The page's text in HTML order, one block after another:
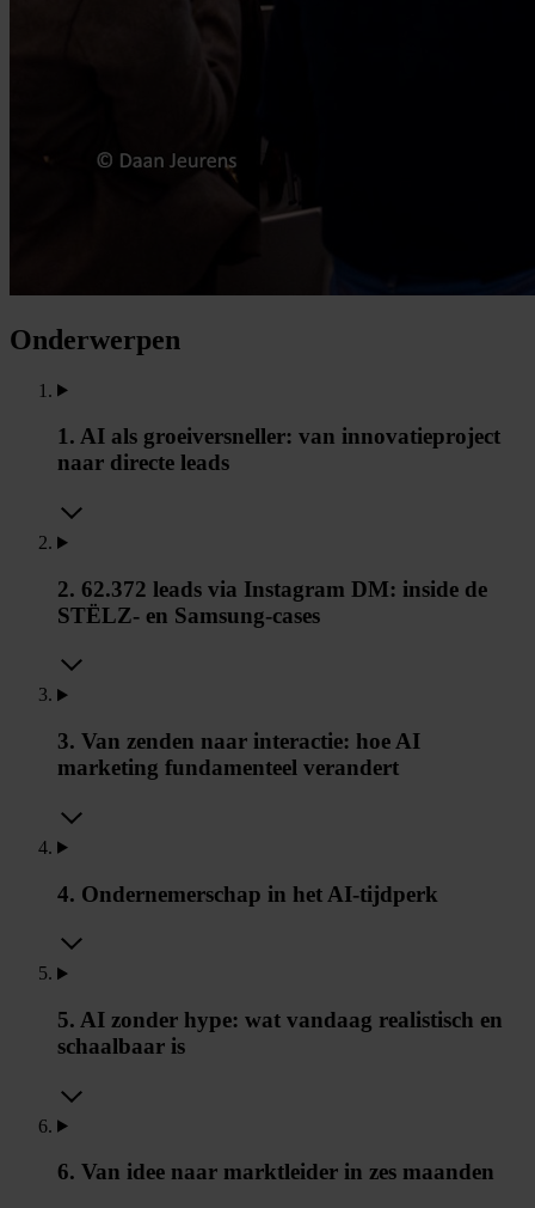
Onderwerpen
1. AI als groeiversneller: van innovatieproject
naar directe leads
2. 62.372 leads via Instagram DM: inside de
STËLZ- en Samsung-cases
3. Van zenden naar interactie: hoe AI
marketing fundamenteel verandert
4. Ondernemerschap in het AI-tijdperk
5. AI zonder hype: wat vandaag realistisch en
schaalbaar is
6. Van idee naar marktleider in zes maanden